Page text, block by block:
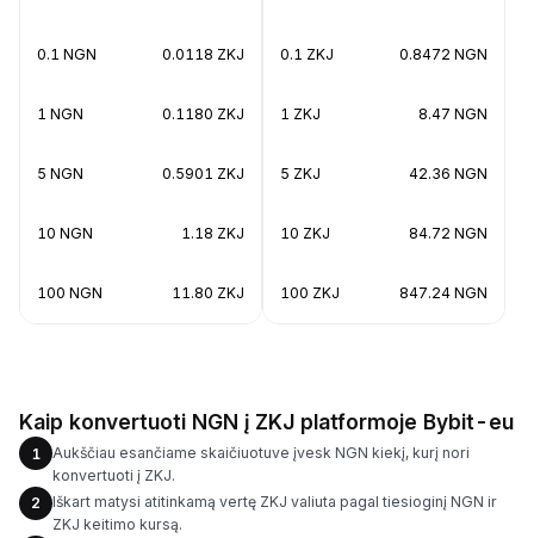
0.1 NGN 0.0118 ZKJ
1 NGN 0.1180 ZKJ
5 NGN 0.5901 ZKJ
10 NGN 1.18 ZKJ
100 NGN 11.80 ZKJ
0.1 ZKJ 0.8472 NGN
1 ZKJ 8.47 NGN
5 ZKJ 42.36 NGN
10 ZKJ 84.72 NGN
100 ZKJ 847.24 NGN
Kaip konvertuoti NGN į ZKJ platformoje Bybit-eu
1
Aukščiau esančiame skaičiuotuve įvesk NGN kiekį, kurį nori
konvertuoti į ZKJ.
2
Iškart matysi atitinkamą vertę ZKJ valiuta pagal tiesioginį NGN ir
ZKJ keitimo kursą.